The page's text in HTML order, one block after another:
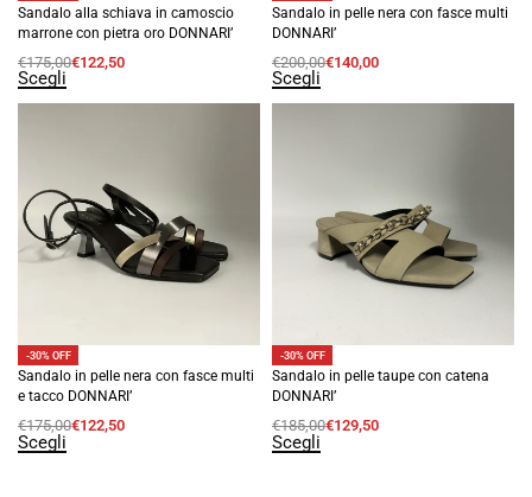
Sandalo alla schiava in camoscio
marrone con pietra oro DONNARI’
€175,00€122,50
Scegli
Sandalo in pelle nera con fasce multi
DONNARI’
€200,00€140,00
Scegli
-30% OFF
Sandalo in pelle nera con fasce multi
e tacco DONNARI’
€175,00€122,50
Scegli
-30% OFF
Sandalo in pelle taupe con catena
DONNARI’
€185,00€129,50
Scegli